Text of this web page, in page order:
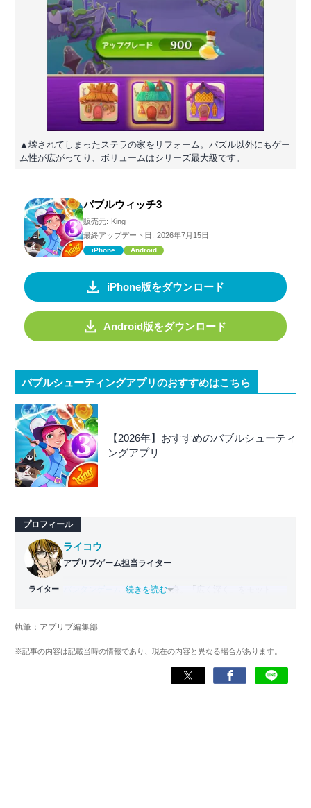
▲壊されてしまったステラの家をリフォーム。パズル以外にもゲー
ム性が広がってり、ボリュームはシリーズ最大級です。
バブルウィッチ3
販売元: King
最終アップデート日: 2026年7月15日
iPhone Android
iPhone版をダウンロード
Android版をダウンロード
バブルシューティングアプリのおすすめはこちら
【2026年】おすすめのバブルシューティ
ングアプリ
プロフィール
ライター
ライコウ
アプリブゲーム担当ライター
バンタンゲームアカデミー 出身。「広く深く」をモットー
ゲームだけでも1,000本以上。ゲーム開発者を目指した経験
くして面白さを引き出し、人々に伝えるためゲームライタ
...続きを読む
執筆：アプリブ編集部
※記事の内容は記載当時の情報であり、現在の内容と異なる場合があります。